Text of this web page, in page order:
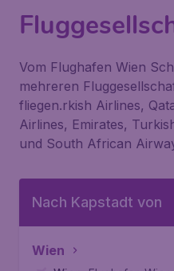
Vom Flughafen Wien
mehreren
fliegen.rkish Airlines,
Airlines, Emirates,
und South African
Nach Kapstadt von
Wien